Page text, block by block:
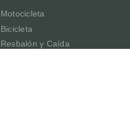
Motocicleta
Bicicleta
Resbalón y Caída